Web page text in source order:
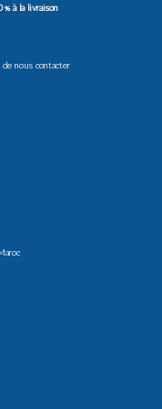
à la livraison
nous contacter